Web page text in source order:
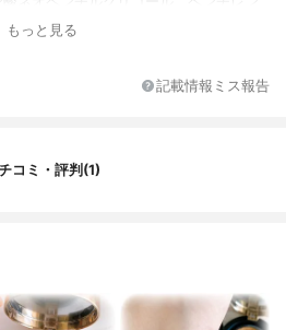
リコール、プロパンジオール、（ビニル
／１９ジメチコン、ジメチコン、水酸化
セチルヒアルロン酸Ｎａ、 加水分解コラ
ギリソウ花／葉／茎エキス、アルニカ花
キス、セイヨウキズタ葉／茎エキス、キ
もっと見る
記載情報ミス報告
コミ・評判(1)